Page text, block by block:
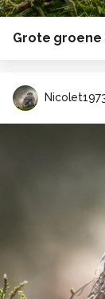
Grote groene